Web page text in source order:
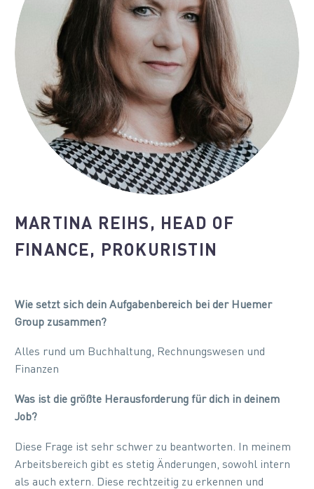
MARTINA REIHS, HEAD OF
FINANCE, PROKURISTIN
Wie setzt sich dein Aufgabenbereich bei der Huemer
Group zusammen?
Alles rund um Buchhaltung, Rechnungswesen und
Finanzen
Was ist die größte Herausforderung für dich in deinem
Job?
Diese Frage ist sehr schwer zu beantworten. In meinem
Arbeitsbereich gibt es stetig Änderungen, sowohl intern
als auch extern. Diese rechtzeitig zu erkennen und